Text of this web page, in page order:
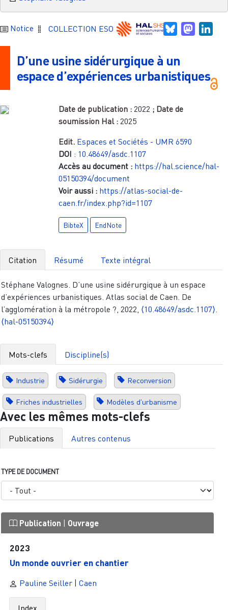
Notice COLLECTION ESO Bluesky
D’une usine sidérurgique à un
espace d’expériences urbanistiques
Date de publication : 2022 ; Date de
soumission Hal : 2025
Edit. Espaces et Sociétés - UMR 6590
DOI : 10.48649/asdc.1107
Accès au document : https://hal.science/hal-
05150394/document
Voir aussi : https://atlas-social-de-
caen.fr/index.php?id=1107
BibteX EndNote
Citation Résumé Texte intégral
Stéphane Valognes. D’une usine sidérurgique à un espace
d’expériences urbanistiques. Atlas social de Caen. De
l’agglomération à la métropole ?, 2022, ⟨10.48649/asdc.1107⟩
⟨hal-05150394⟩
Mots-clefs Discipline(s)
Industrie Sidérurgie Reconversion
Friches industrielles Modèles d'urbanisme
Avec les mêmes mots-clefs
Publications Autres contenus
TYPE DE DOCUMENT
Publication | Ouvrage
2023
Un monde ouvrier en chantier
Pauline Seiller| Caen